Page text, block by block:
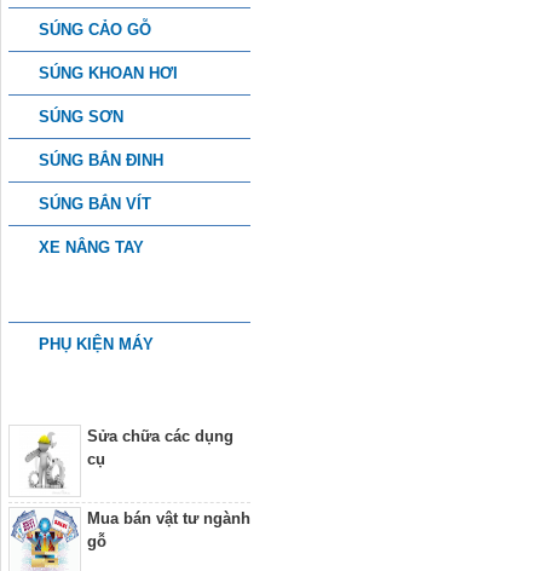
SÚNG CẢO GỖ
SÚNG KHOAN HƠI
SÚNG SƠN
SÚNG BẮN ĐINH
SÚNG BẮN VÍT
XE NÂNG TAY
PHỤ KIỆN MÁY
Sửa chữa các dụng
cụ
Mua bán vật tư ngành
gỗ